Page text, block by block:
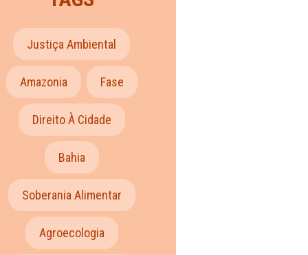
Justiça Ambiental
Amazonia Fase
Direito À Cidade
Bahia
Soberania Alimentar
Agroecologia